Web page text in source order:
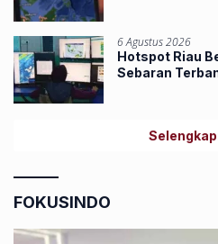
6 Agustus 2026
Hotspot Riau
Sebaran
FOKUSINDO